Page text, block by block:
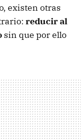
existen otras
reducir al
sin que por ello